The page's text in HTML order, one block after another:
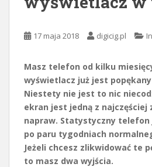
17 maja 2018 digicig.pl
Masz telefon od kilku
wyświetlacz już jest
Niestety nie jest to nic
ekran jest jedną z najczęściej
napraw. Statystyczny telefon
po paru tygodniach
Jeżeli chcesz zlikwidować te
to masz dwa wyjścia.